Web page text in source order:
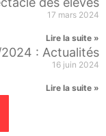
17 mars 2024
Lire la suite »
: Actualités
16 juin 2024
Lire la suite »